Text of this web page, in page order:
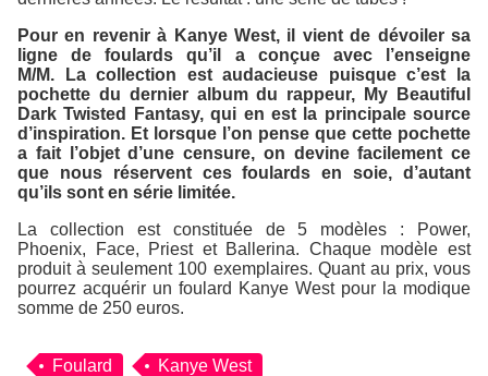
Pour en revenir à Kanye West, il vient de dévoiler sa
ligne de foulards qu’il a conçue avec l’enseigne
M/M. La collection est audacieuse puisque c’est la
pochette du dernier album du rappeur, My Beautiful
Dark Twisted Fantasy, qui en est la principale source
d’inspiration. Et lorsque l’on pense que cette pochette
a fait l’objet d’une censure, on devine facilement ce
que nous réservent ces foulards en soie, d’autant
qu’ils sont en série limitée.
La collection est constituée de 5 modèles : Power,
Phoenix, Face, Priest et Ballerina. Chaque modèle est
produit à seulement 100 exemplaires. Quant au prix, vous
pourrez acquérir un foulard Kanye West pour la modique
somme de 250 euros.
Foulard Kanye West